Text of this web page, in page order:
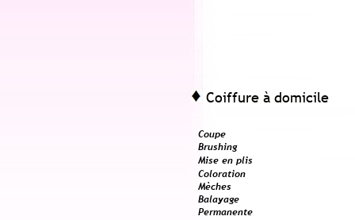
Coiffure à domicile
Coupe
Brushing
Mise en plis
Coloration
Mèches
Balayage
Permanente